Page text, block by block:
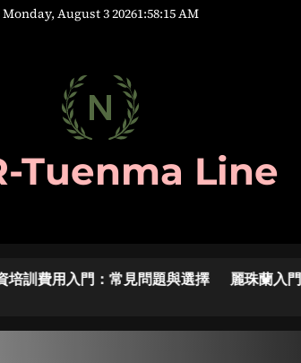
Monday, August 3 20261:58:16AM
Tuenma Line
麗珠蘭入門：常見問題與選擇建議